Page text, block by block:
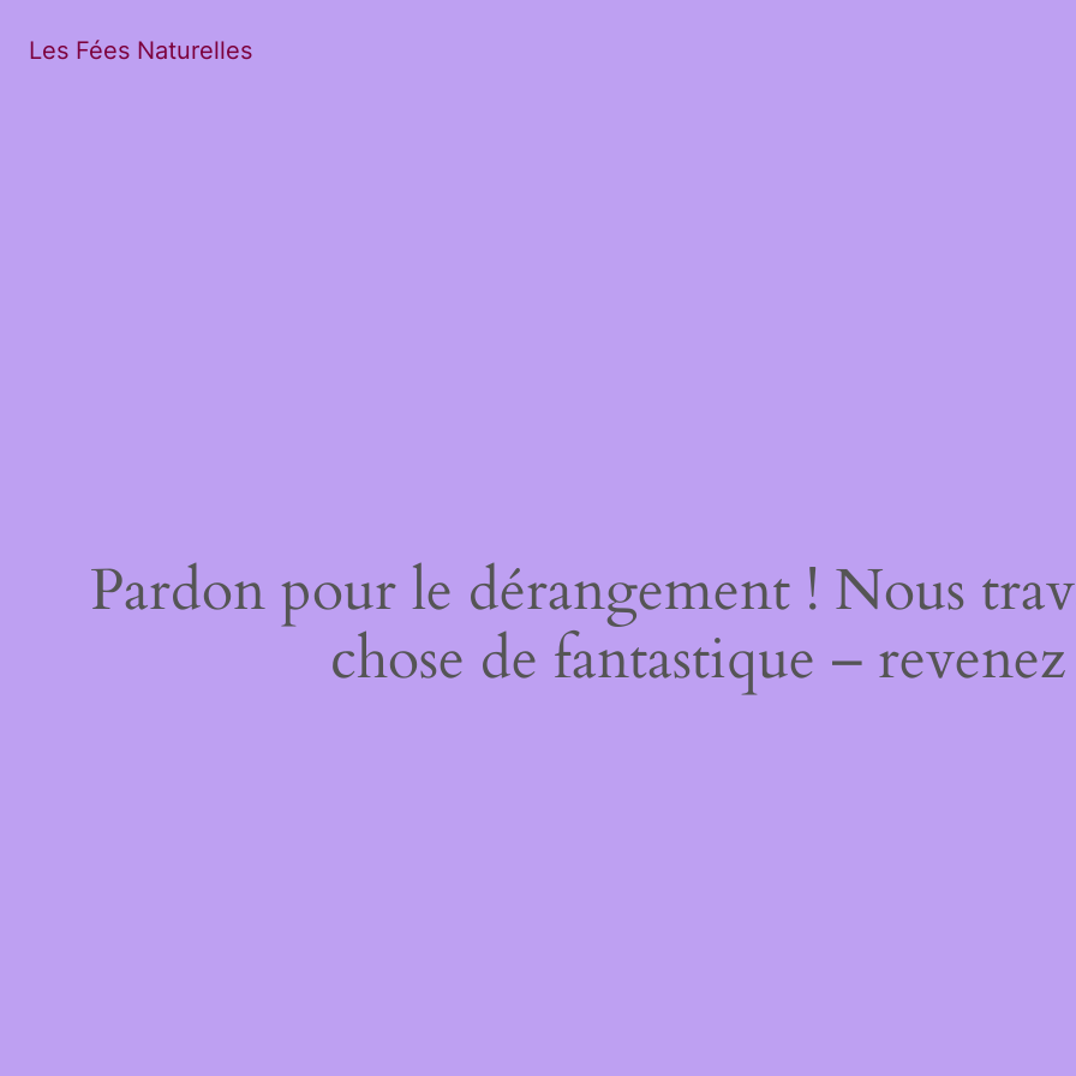
Les Fées Naturelles
Pardon pour le dérangement ! Nous
chose de fantastique –